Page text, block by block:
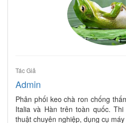
Tác Giả
Admin
Phân phối keo chà ron chống
Italia và Hàn trên toàn quốc.
thuật chuyên nghiệp, dụng cụ